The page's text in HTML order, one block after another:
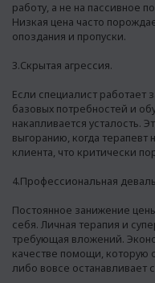
работу, а не на пассивное
Низкая цена часто
опоздания и пропуски.
3.Скрытая агрессия.
Если специалист работает
базовых потребностей и
накапливается усталость.
выгоранию, когда терапевт
клиента, что критически
4.Профессиональная
Постоянное занижение
себя. Личная терапия и
требующая вложений.
качестве помощи, которую
либо вовсе останавливает